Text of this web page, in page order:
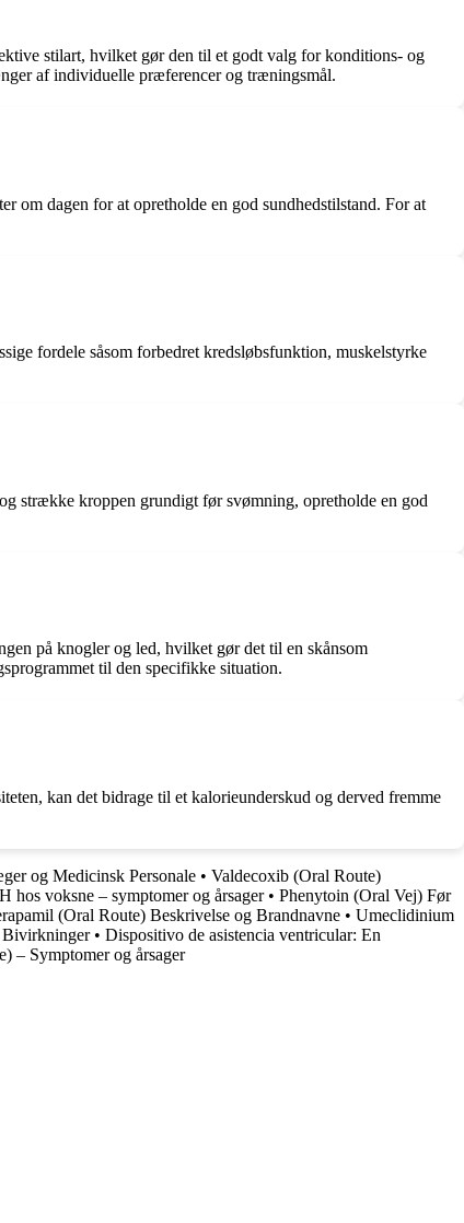
stilart, hvilket gør den til et godt valg for konditions- og
af individuelle præferencer og træningsmål.
om dagen for at opretholde en god sundhedstilstand. For at
fordele såsom forbedret kredsløbsfunktion, muskelstyrke
strække kroppen grundigt før svømning, opretholde en god
på knogler og led, hvilket gør det til en skånsom
til den specifikke situation.
kan det bidrage til et kalorieunderskud og derved fremme
og Medicinsk Personale • Valdecoxib (Oral Route)
hos voksne – symptomer og årsager• Phenytoin (Oral Vej) Før
(Oral Route) Beskrivelse og Brandnavne • Umeclidinium
Bivirkninger• Dispositivo de asistencia ventricular: En
– Symptomer og årsager